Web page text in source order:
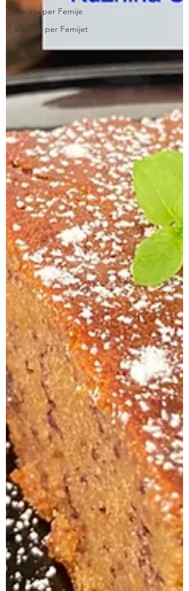
Receta per Femije
Keshilla per Femijet